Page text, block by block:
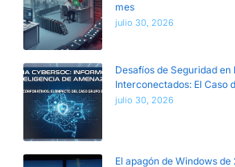
mes
julio 30, 2026
Desafíos de Seguridad en
Interconectados: El Caso
julio 30, 2026
El apagón de Windows